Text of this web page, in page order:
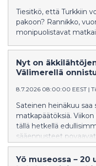
Tiesitkö, että Turkkiin
pakoon? Rannikko,
monipuolistavat
Nyt on
Välimerellä
8.7.2026 08:00:00 EEST |
Sateinen heinäkuu
matkapäätöksiä.
tällä hetkellä
sääennusteet
lomasesonkia, yhä
ratkaisuun ja varaa
Yö museossa – 20